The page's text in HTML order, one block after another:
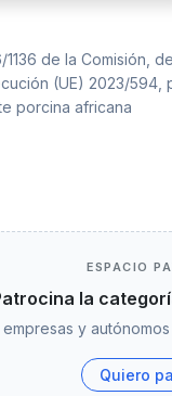
de la Comisión,
(UE) 2023/594,
porcina africana
ESPACIO
la
y
Quiero